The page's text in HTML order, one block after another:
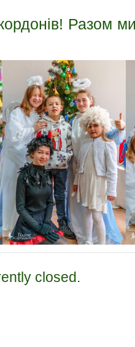
Разом
closed.